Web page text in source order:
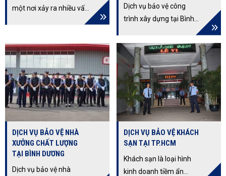
một nơi xảy ra nhiều vấn
mà việc thuê dịch vụ
bảo vệ kho xưởng lại
được nhiều người sử
dụng. Hãy cùngCông ty
Bảo vệ Thịnh Hưng Long
tìm hiểu về dịch vụ này
nhé!
Dịch vụ bảo vệ công
trình xây dựng tại Bình
Dương đảm bảo an toàn
cho người lao động và
tránh tình trạng thất
thoát vật tư.
DỊCH VỤ BẢO VỆ NHÀ
XƯỞNG CHẤT LƯỢNG
TẠI BÌNH DƯƠNG
Dịch vụ bảo vệ nhà
DỊCH VỤ BẢO VỆ KHÁCH
SẠN TẠI TP.HCM
Khách sạn là loại hình
kinh doanh tiềm ẩn